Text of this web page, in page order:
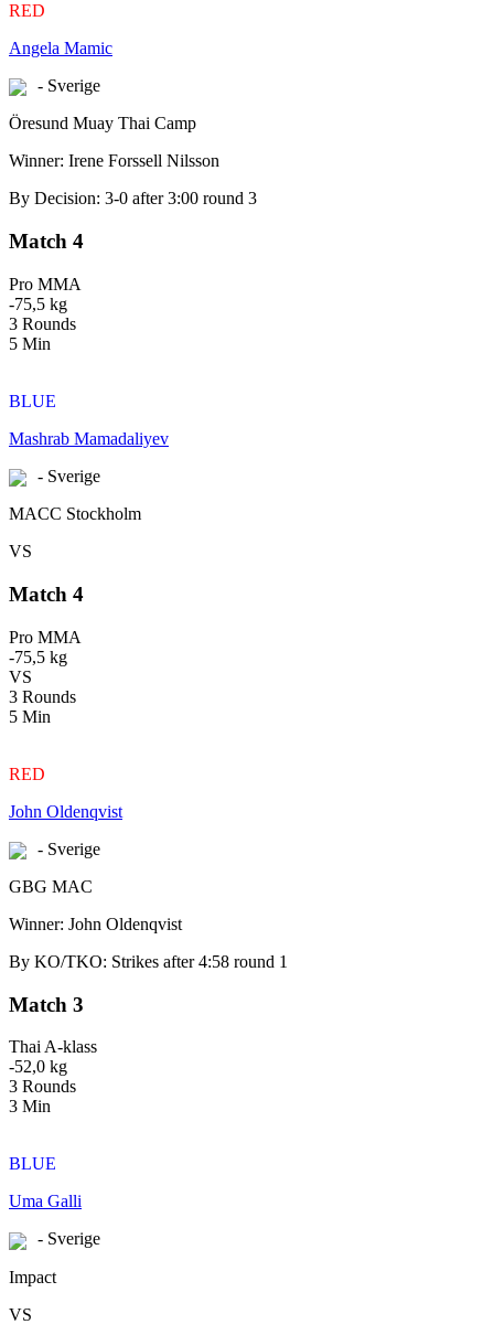
RED
Angela Mamic
- Sverige
Öresund Muay Thai Camp
Winner: Irene Forssell Nilsson
By Decision: 3-0 after 3:00 round 3
Match 4
Pro MMA
-75,5 kg
3 Rounds
5 Min
BLUE
Mashrab Mamadaliyev
- Sverige
MACC Stockholm
VS
Match 4
Pro MMA
-75,5 kg
VS
3 Rounds
5 Min
RED
John Oldenqvist
- Sverige
GBG MAC
Winner: John Oldenqvist
By KO/TKO: Strikes after 4:58 round 1
Match 3
Thai A-klass
-52,0 kg
3 Rounds
3 Min
BLUE
Uma Galli
- Sverige
Impact
VS